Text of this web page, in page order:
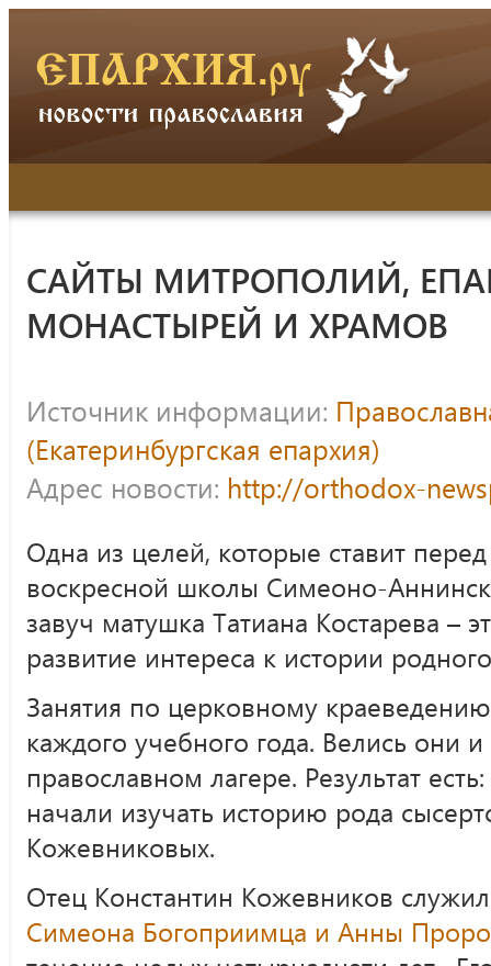
САЙТЫ МИТРОПОЛИЙ,
МОНАСТЫРЕЙ И ХРАМОВ
Источник информации:
(Екатеринбургская епархия)
Адрес новости: http://orthodox-
Одна из целей, которые ставит
воскресной школы Симеоно-
завуч матушка Татиана Костарева –
развитие интереса к истории
Занятия по церковному
каждого учебного года. Велись они
православном лагере. Результат
начали изучать историю рода
Кожевниковых.
Отец Константин Кожевников
Симеона Богоприимца и Анны